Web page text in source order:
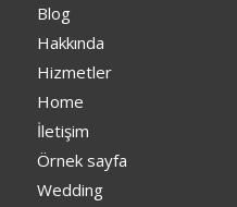
Blog
Hakkında
Hizmetler
Home
İletişim
Örnek sayfa
Wedding